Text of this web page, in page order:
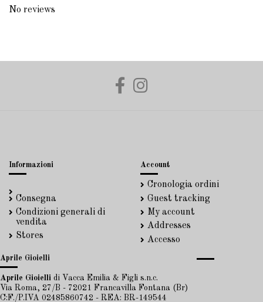
No reviews
Informazioni
Consegna
Condizioni generali di
vendita
Stores
Account
Cronologia ordini
Guest tracking
My account
Addresses
Accesso
Aprile Gioielli
Aprile Gioielli di Vacca Emilia & Figli s.n.c.
Via Roma, 27/B - 72021 Francavilla Fontana (Br)
C:F./P.IVA 02485860742 - REA: BR-149544